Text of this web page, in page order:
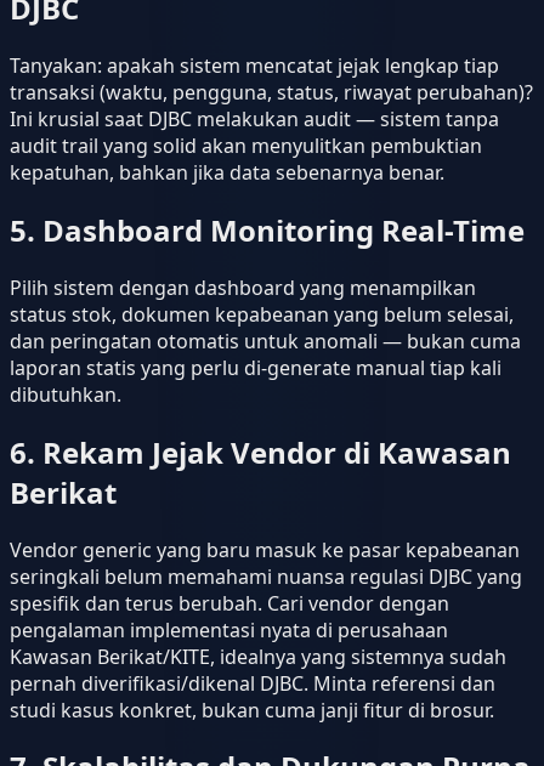
Tanyakan: apakah sistem mencatat jejak lengkap tiap
transaksi (waktu, pengguna, status, riwayat perubahan)?
Ini krusial saat DJBC melakukan audit — sistem tanpa
audit trail yang solid akan menyulitkan pembuktian
kepatuhan, bahkan jika data sebenarnya benar.
5. Dashboard Monitoring Real-Time
Pilih sistem dengan dashboard yang menampilkan
status stok, dokumen kepabeanan yang belum selesai,
dan peringatan otomatis untuk anomali — bukan cuma
laporan statis yang perlu di-generate manual tiap kali
dibutuhkan.
6. Rekam Jejak Vendor di Kawasan
Berikat
Vendor generic yang baru masuk ke pasar kepabeanan
seringkali belum memahami nuansa regulasi DJBC yang
spesifik dan terus berubah. Cari vendor dengan
pengalaman implementasi nyata di perusahaan
Kawasan Berikat/KITE, idealnya yang sistemnya sudah
pernah diverifikasi/dikenal DJBC. Minta referensi dan
studi kasus konkret, bukan cuma janji fitur di brosur.